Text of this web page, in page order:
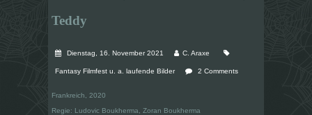
Teddy
Dienstag, 16. November 2021 C. Araxe
Fantasy Filmfest u. a. laufende Bilder 2 Comments
Frankreich, 2020
Regie: Ludovic Boukherma, Zoran Boukherma